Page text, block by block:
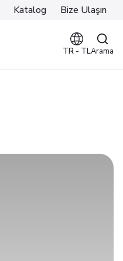
Katalog Bize Ulaşın
TR - TLArama